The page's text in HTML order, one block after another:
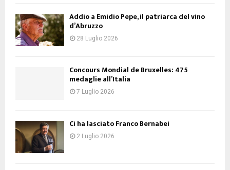
Addio a Emidio Pepe, il patriarca del vino
d’Abruzzo
28 Luglio 2026
Concours Mondial de Bruxelles: 475
medaglie all’Italia
7 Luglio 2026
Ci ha lasciato Franco Bernabei
2 Luglio 2026